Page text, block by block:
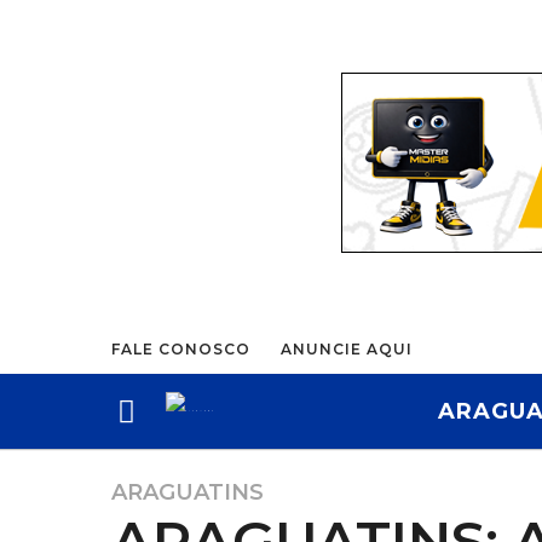
FALE CONOSCO ANUNCIE AQUI
1
ARAGUATINS